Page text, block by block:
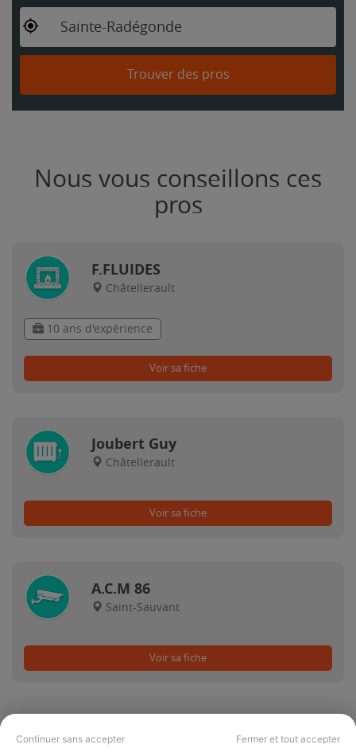
Continuer sans accepter Fermer et tout accepter
Sainte-Radégonde
Trouver des pros
Nous vous conseillons ces
pros
F.FLUIDES
Châtellerault
10 ans d'expérience
Voir sa fiche
Joubert Guy
Châtellerault
Voir sa fiche
A.C.M 86
Saint-Sauvant
Voir sa fiche